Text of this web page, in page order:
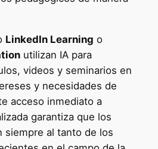
LinkedIn Learning o
utilizan IA para
videos y seminarios en
y necesidades de
acceso inmediato a
garantiza que los
siempre al tanto de los